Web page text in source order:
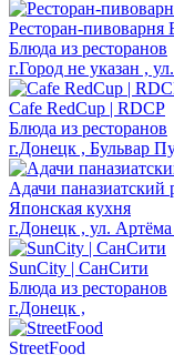
Ресторан-пивоварня
Блюда из ресторанов
г.Город не указан ,
Cafe RedСup | RDCP
Блюда из ресторанов
г.Донецк , Бульвар
Адачи паназиатский
Японская кухня
г.Донецк , ул.
SunCity | СанСити
Блюда из ресторанов
г.Донецк ,
StreetFood